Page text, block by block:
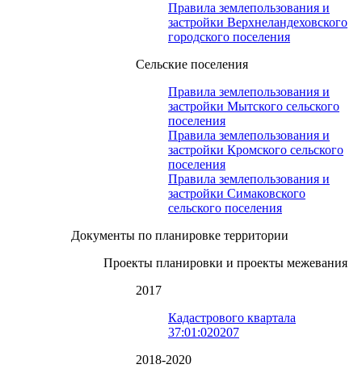
Правила землепользования и
застройки Верхнеландеховского
городского поселения
Сельские поселения
Правила землепользования и
застройки Мытского сельского
поселения
Правила землепользования и
застройки Кромского сельского
поселения
Правила землепользования и
застройки Симаковского
сельского поселения
Документы по планировке территории
Проекты планировки и проекты межевания
2017
Кадастрового квартала
37:01:020207
2018-2020